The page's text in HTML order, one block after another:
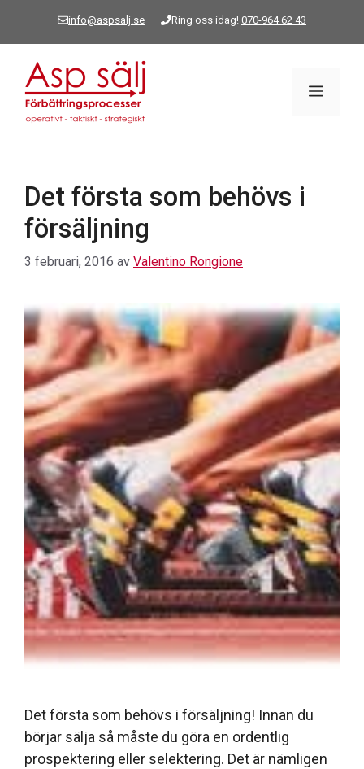
info@aspsalj.se Ring oss idag! 070-964 62 43
Meny
Det första som behövs i
försäljning
3 februari, 2016 av Valentino Rongione
Det första som behövs i försäljning! Innan du
börjar sälja så måste du göra en ordentlig
prospektering eller selektering. Det är nämligen